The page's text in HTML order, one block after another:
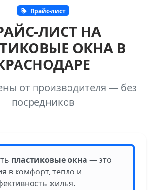
Прайс-лист
ЛИСТ НА
ОКНА В
от производителя — без
посредников
пластиковые окна — это
в комфорт, тепло и
жилья.